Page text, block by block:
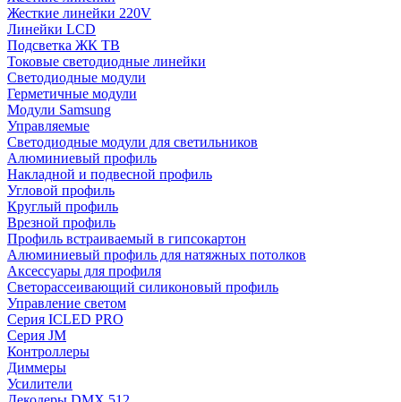
Жесткие линейки 220V
Линейки LCD
Подсветка ЖК ТВ
Токовые светодиодные линейки
Светодиодные модули
Герметичные модули
Модули Samsung
Управляемые
Светодиодные модули для светильников
Алюминиевый профиль
Накладной и подвесной профиль
Угловой профиль
Круглый профиль
Врезной профиль
Профиль встраиваемый в гипсокартон
Алюминиевый профиль для натяжных потолков
Аксессуары для профиля
Светорассеивающий силиконовый профиль
Управление светом
Серия ICLED PRO
Серия JM
Контроллеры
Диммеры
Усилители